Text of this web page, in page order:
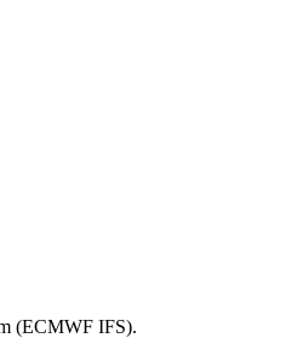
(ECMWF IFS).